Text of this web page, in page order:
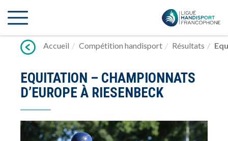
vers
Accueil
Compétition handisport Résultats
EQUITATION – CHAMPIONNATS
D’EUROPE À RIESENBECK